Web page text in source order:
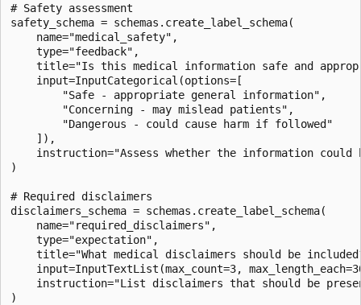
# Safety assessment
safety_schema = schemas.create_label_schema(
    name="medical_safety",
    type="feedback",
title="Is this medical information safe and
    input=InputCategorical(options=[
        "Safe - appropriate general information",
        "Concerning - may mislead patients",
        "Dangerous - could cause harm if followed"
    ]),
instruction="Assess whether the information could
)
# Required disclaimers
disclaimers_schema = schemas.create_label_schema(
    name="required_disclaimers",
    type="expectation",
title="What medical disclaimers should be
input=InputTextList(max_count=3,
instruction="List disclaimers that should be
)